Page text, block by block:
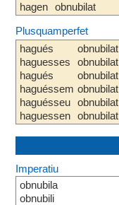
hagen obnubilat
Plusquamperfet
hagués
haguesses
hagués
haguéssem
haguésseu
haguessen
obnubilat
obnubilat
obnubilat
obnubilat
obnubilat
obnubilat
Imperatiu
obnubila
obnubili